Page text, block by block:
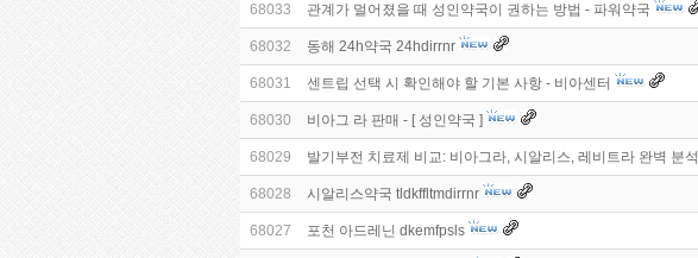
68033 관계가 멀어졌을 때 성인약국이 권하는 방법 - 파워약국
68032 동해 24h약국 24hdirrnr
68031 센트립 선택 시 확인해야 할 기본 사항 - 비아센터
68030 비아그 라 판매 - [ 성인약국 ]
68029 발기부전 치료제 비교: 비아그라, 시알리스, 레비트라 완벽 분석
68028 시알리스약국 tldkffltmdirrnr
68027 포천 아드레닌 dkemfpsls